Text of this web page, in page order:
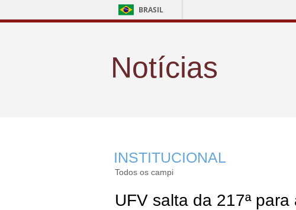
BRASIL
Notícias
INSTITUCIONAL
Todos os campi
UFV salta da 217ª para